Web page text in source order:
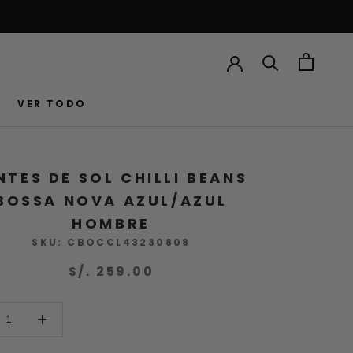
VER TODO
DE SOL CHILLI BEANS
NOVA AZUL/AZUL
HOMBRE
SKU: CBOCCL43230808
S/. 259.00